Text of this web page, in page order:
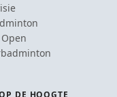
DE HOOGTE